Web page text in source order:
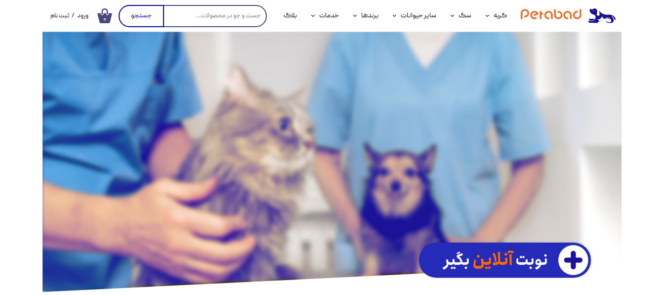
۰ جستجو گربه
سلامتی گربه
سگ
غذای سگ
لوازم نگهداری سگ
سایر حیوانات
محصولات پرندگان
محصولات جوندگان
برندها
شایر
گورمت
نیناپت
وینستون
ویسکاس
ونپی
خدمات
خدمات آنلاین دامپزشکی
بلاگ ورود / ثبت نام
حساب کاربری من
نوبتآنلاینبگیر